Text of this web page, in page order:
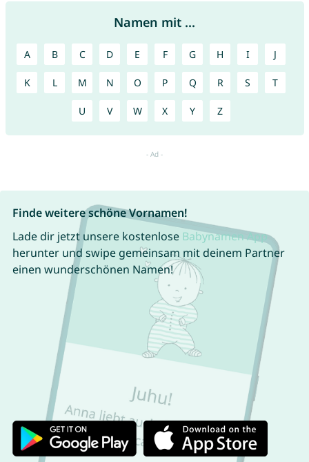
Namen mit ...
A B C D E F G H I J
K L M N O P Q R S T
U V W X Y Z
Finde weitere schöne Vornamen!
Lade dir jetzt unsere kostenlose Babynamen App
herunter und swipe gemeinsam mit deinem Partner
einen wunderschönen Namen!